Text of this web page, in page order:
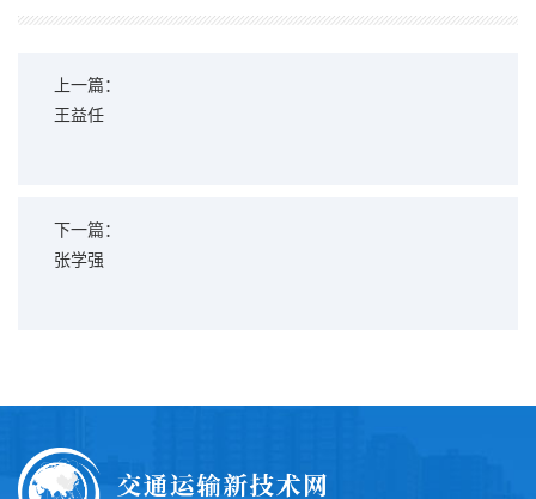
上一篇：
王益任
下一篇：
张学强